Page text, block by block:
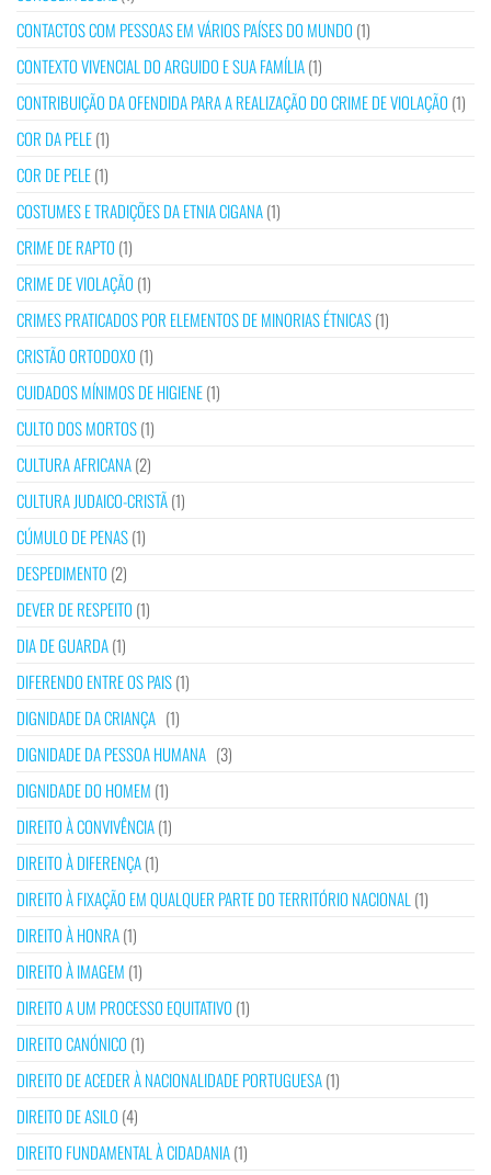
CONTACTOS COM PESSOAS EM VÁRIOS PAÍSES DO MUNDO (1)
CONTEXTO VIVENCIAL DO ARGUIDO E SUA FAMÍLIA(1)
CONTRIBUIÇÃO DA OFENDIDA PARA A REALIZAÇÃO DO CRIME DE VIOLAÇÃO (1)
COR DA PELE(1)
COR DE PELE(1)
COSTUMES E TRADIÇÕES DA ETNIA CIGANA(1)
CRIME DE RAPTO (1)
CRIME DE VIOLAÇÃO (1)
CRIMES PRATICADOS POR ELEMENTOS DE MINORIAS ÉTNICAS(1)
CRISTÃO ORTODOXO (1)
CUIDADOS MÍNIMOS DE HIGIENE(1)
CULTO DOS MORTOS(1)
CULTURA AFRICANA(2)
CULTURA JUDAICO-CRISTÃ(1)
CÚMULO DE PENAS(1)
DESPEDIMENTO (2)
DEVER DE RESPEITO (1)
DIA DE GUARDA(1)
DIFERENDO ENTRE OS PAIS(1)
DIGNIDADE DA CRIANÇA (1)
DIGNIDADE DA PESSOA HUMANA (3)
DIGNIDADE DO HOMEM (1)
DIREITO À CONVIVÊNCIA(1)
DIREITO À DIFERENÇA(1)
DIREITO À FIXAÇÃO EM QUALQUER PARTE DO TERRITÓRIO NACIONAL (1)
DIREITO À HONRA(1)
DIREITO À IMAGEM (1)
DIREITO A UM PROCESSO EQUITATIVO (1)
DIREITO CANÓNICO (1)
DIREITO DE ACEDER À NACIONALIDADE PORTUGUESA(1)
DIREITO DE ASILO (4)
DIREITO FUNDAMENTAL À CIDADANIA(1)